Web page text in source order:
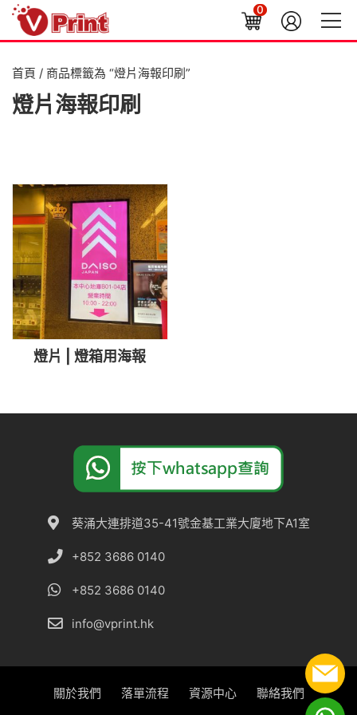
0
首頁 / 商品標籤為 “燈片海報印刷”
燈片海報印刷
燈片 | 燈箱用海報
葵涌大連排道35-41號金基工業大廈地下A1室
+852 3686 0140
+852 3686 0140
info@vprint.hk
關於我們 落單流程 資源中心
聯絡我們